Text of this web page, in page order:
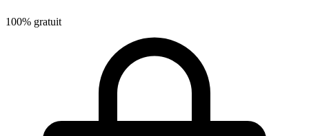
100% gratuit